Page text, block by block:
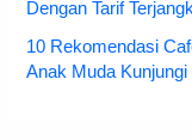
Dengan Tarif
10 Rekomendasi
Anak Muda Kunjungi